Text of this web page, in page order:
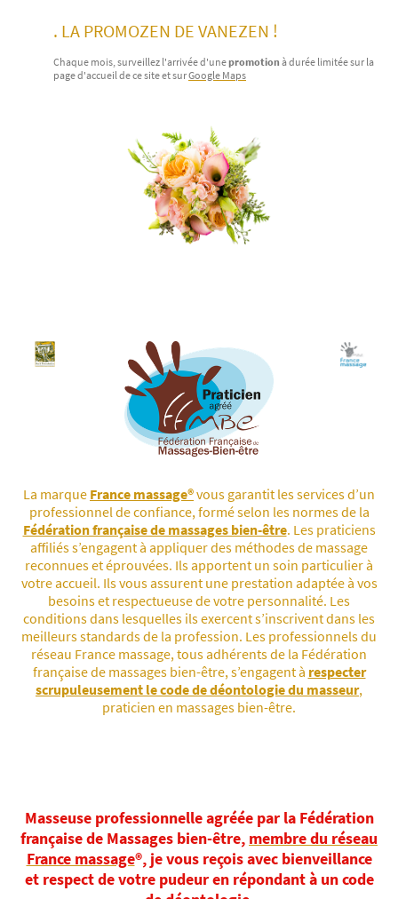
. LA PROMOZEN DE VANEZEN !
Chaque mois, surveillez l'arrivée d'unepromotion à durée limitée sur la
page d'accueil de ce site et surGoogle Maps
La marque France massage®vous garantit les services d’un
professionnel de confiance, formé selon les normes de la
Fédération française de massages bien-être. Les praticiens
affiliés s’engagent à appliquer des méthodes de massage
reconnues et éprouvées. Ils apportent un soin particulier à
votre accueil. Ils vous assurent une prestation adaptée à vos
besoins et respectueuse de votre personnalité. Les
conditions dans lesquelles ils exercent s’inscrivent dans les
meilleurs standards de la profession. Les professionnels du
réseau France massage, tous adhérents de la Fédération
française de massages bien-être, s’engagent à respecter
scrupuleusement le code de déontologie du masseur,
praticien en massages bien-être.
Masseuse professionnelle agréée par la Fédération
française de Massages bien-être, membre du réseau
France massage®, je vous reçois avec bienveillance
et respect de votre pudeur en répondant à un code